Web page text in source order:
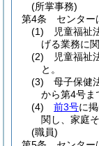
(所掌事務)
第4条
センター
(1)
児童福祉
げる業務に
(2)
児童福祉
と。
(3)
母子保健
から第4号ま
(4)
前3号に
関し、家庭
(職員)